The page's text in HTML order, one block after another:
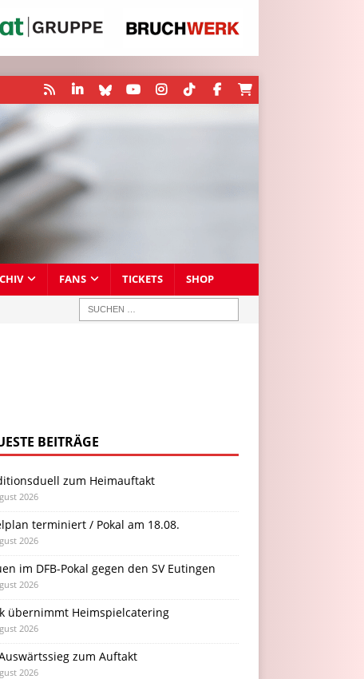
FANS TICKETS SHOP
BEITRÄGE
zum Heimauftakt
2026
terminiert / Pokal am 18.08.
2026
im DFB-Pokal gegen den SV Eutingen
2026
übernimmt Heimspielcatering
2026
zum Auftakt
2026